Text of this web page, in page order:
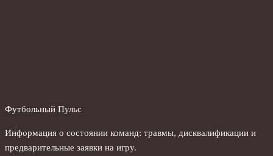
Футбольный Пульс
Информация о состоянии команд: травмы, дисквалификации и
предварительные заявки на игру.